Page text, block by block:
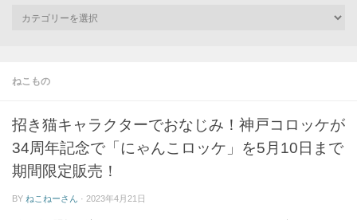
ねこもの
招き猫キャラクターでおなじみ！神戸コロッケが
34周年記念で「にゃんこロッケ」を5月10日まで
期間限定販売！
BY ねこねーさん · 2023年4月21日
ゴ